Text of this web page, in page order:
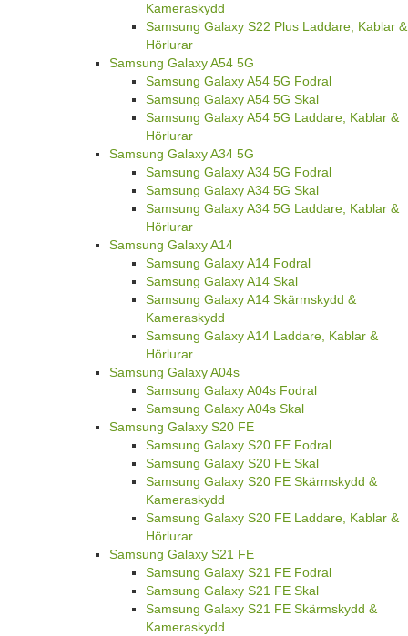
Kameraskydd
Samsung Galaxy S22 Plus Laddare, Kablar &
Hörlurar
Samsung Galaxy A54 5G
Samsung Galaxy A54 5G Fodral
Samsung Galaxy A54 5G Skal
Samsung Galaxy A54 5G Laddare, Kablar &
Hörlurar
Samsung Galaxy A34 5G
Samsung Galaxy A34 5G Fodral
Samsung Galaxy A34 5G Skal
Samsung Galaxy A34 5G Laddare, Kablar &
Hörlurar
Samsung Galaxy A14
Samsung Galaxy A14 Fodral
Samsung Galaxy A14 Skal
Samsung Galaxy A14 Skärmskydd &
Kameraskydd
Samsung Galaxy A14 Laddare, Kablar &
Hörlurar
Samsung Galaxy A04s
Samsung Galaxy A04s Fodral
Samsung Galaxy A04s Skal
Samsung Galaxy S20 FE
Samsung Galaxy S20 FE Fodral
Samsung Galaxy S20 FE Skal
Samsung Galaxy S20 FE Skärmskydd &
Kameraskydd
Samsung Galaxy S20 FE Laddare, Kablar &
Hörlurar
Samsung Galaxy S21 FE
Samsung Galaxy S21 FE Fodral
Samsung Galaxy S21 FE Skal
Samsung Galaxy S21 FE Skärmskydd &
Kameraskydd